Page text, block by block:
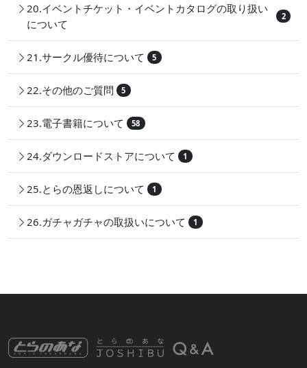
20.イベントチケット・イベントカタログの取り扱い
について
2
21.サークル優待について 5
22.その他のご質問 5
23.電子書籍について 58
24.ダウンロードストアについて 1
25.とらの恩返しについて 1
26.ガチャガチャの取扱いについて 1